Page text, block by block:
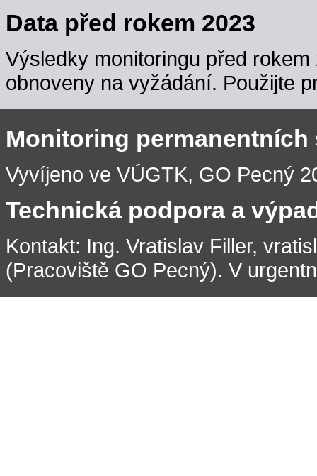
Data před rokem 2023
Výsledky monitoringu před
obnoveny na vyžádání. Použijte
Monitoring permanentních
Vyvíjeno ve VÚGTK, GO Pecný
Technická podpora a
Kontakt: Ing. Vratislav Filler,
(Pracoviště GO Pecný). V